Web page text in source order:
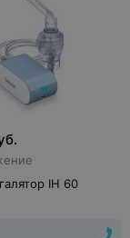
IH 60